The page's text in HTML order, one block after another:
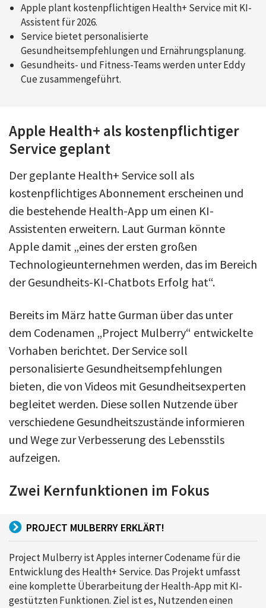
Apple plant kostenpflichtigen Health+ Service mit KI-
Assistent für 2026.
Service bietet personalisierte
Gesundheitsempfehlungen und Ernährungsplanung.
Gesundheits- und Fitness-Teams werden unter Eddy
Cue zusammengeführt.
Apple Health+ als kostenpflichtiger
Service geplant
Der geplante Health+ Service soll als
kostenpflichtiges Abonnement erscheinen und
die bestehende Health-App um einen KI-
Assistenten erweitern. Laut Gurman könnte
Apple damit „eines der ersten großen
Technologieunternehmen werden, das im Bereich
der Gesundheits-KI-Chatbots Erfolg hat“.
Bereits im März hatte Gurman über das unter
dem Codenamen „Project Mulberry“ entwickelte
Vorhaben berichtet. Der Service soll
personalisierte Gesundheitsempfehlungen
bieten, die von Videos mit Gesundheitsexperten
begleitet werden. Diese sollen Nutzende über
verschiedene Gesundheitszustände informieren
und Wege zur Verbesserung des Lebensstils
aufzeigen.
Zwei Kernfunktionen im Fokus
PROJECT MULBERRY ERKLÄRT!
Project Mulberry ist Apples interner Codename für die
Entwicklung des Health+ Service. Das Projekt umfasst
eine komplette Überarbeitung der Health-App mit KI-
gestützten Funktionen. Ziel ist es, Nutzenden einen